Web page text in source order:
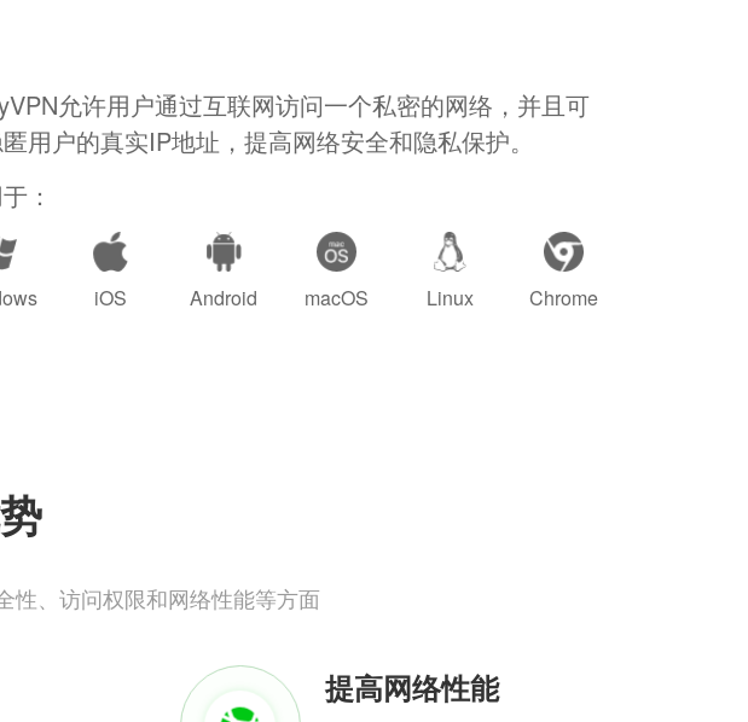
允许用户通过互联网访问一个私密的网络，并且可
用户的真实IP地址，提高网络安全和隐私保护。
：
iOS Android macOS Linux Chrome
性、访问权限和网络性能等方面
提高网络性能